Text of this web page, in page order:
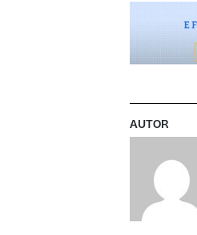
AUTOR